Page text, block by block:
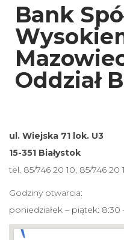
Bank
Oddział
ul. Wiejska 71 lok. U3
15-351 Białystok
tel. 85/746 20 10, 85/746 20
Godziny otwarcia:
poniedziałek – piątek: 8:30